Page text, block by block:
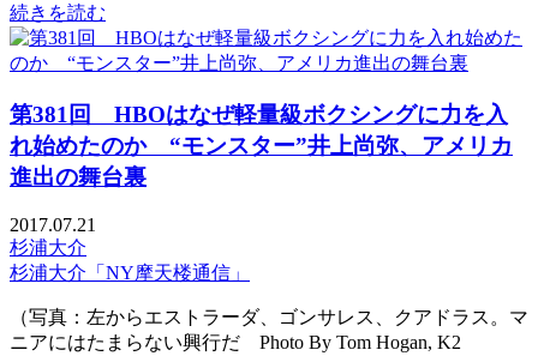
続きを読む
第381回 HBOはなぜ軽量級ボクシングに力を入
れ始めたのか “モンスター”井上尚弥、アメリカ
進出の舞台裏
2017.07.21
杉浦大介
杉浦大介「NY摩天楼通信」
（写真：左からエストラーダ、ゴンサレス、クアドラス。マ
ニアにはたまらない興行だ Photo By Tom Hogan, K2